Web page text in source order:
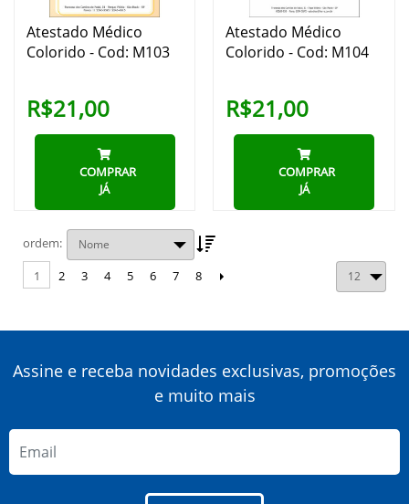
Atestado Médico
Colorido - Cod: M103
R$21,00
COMPRAR
JÁ
Atestado Médico
Colorido - Cod: M104
R$21,00
COMPRAR
JÁ
ordem
1
2 3 4 5 6 7 8
Assine e receba novidades exclusivas, promoções
e muito mais